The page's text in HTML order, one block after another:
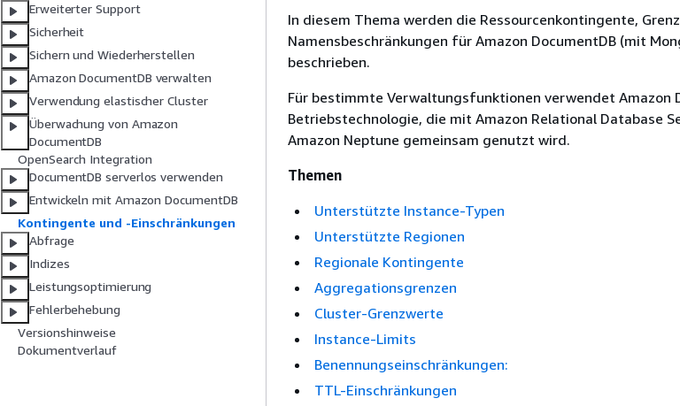
Erweiterter Support
Sicherheit
Sichern und Wiederherstellen
Amazon DocumentDB verwalten
Verwendung elastischer Cluster
Überwachung von Amazon
DocumentDB
OpenSearch Integration
DocumentDB serverlos verwenden
Entwickeln mit Amazon DocumentDB
Kontingente und -Einschränkungen
Abfrage
Indizes
Leistungsoptimierung
Fehlerbehebung
Versionshinweise
Dokumentverlauf
In diesem Thema werden die Ressourcenkontingente,
Namensbeschränkungen für Amazon DocumentDB (mit
beschrieben.
Für bestimmte Verwaltungsfunktionen verwendet Amazon
Betriebstechnologie, die mit Amazon Relational Database
Amazon Neptune gemeinsam genutzt wird.
Themen
Unterstützte Instance-Typen
Unterstützte Regionen
Regionale Kontingente
Aggregationsgrenzen
Cluster-Grenzwerte
Instance-Limits
Benennungseinschränkungen:
TTL-Einschränkungen